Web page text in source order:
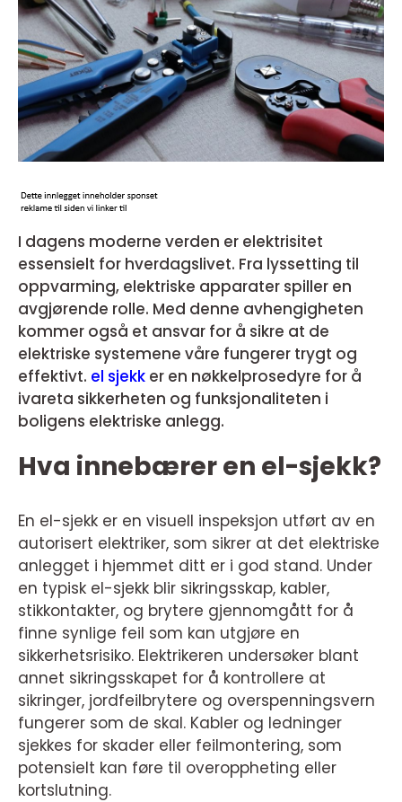
I dagens moderne verden er elektrisitet
essensielt for hverdagslivet. Fra lyssetting til
oppvarming, elektriske apparater spiller en
avgjørende rolle. Med denne avhengigheten
kommer også et ansvar for å sikre at de
elektriske systemene våre fungerer trygt og
effektivt. el sjekk er en nøkkelprosedyre for å
ivareta sikkerheten og funksjonaliteten i
boligens elektriske anlegg.
Hva innebærer en el-sjekk?
En el-sjekk er en visuell inspeksjon utført av en
autorisert elektriker, som sikrer at det elektriske
anlegget i hjemmet ditt er i god stand. Under
en typisk el-sjekk blir sikringsskap, kabler,
stikkontakter, og brytere gjennomgått for å
finne synlige feil som kan utgjøre en
sikkerhetsrisiko. Elektrikeren undersøker blant
annet sikringsskapet for å kontrollere at
sikringer, jordfeilbrytere og overspenningsvern
fungerer som de skal. Kabler og ledninger
sjekkes for skader eller feilmontering, som
potensielt kan føre til overoppheting eller
kortslutning.